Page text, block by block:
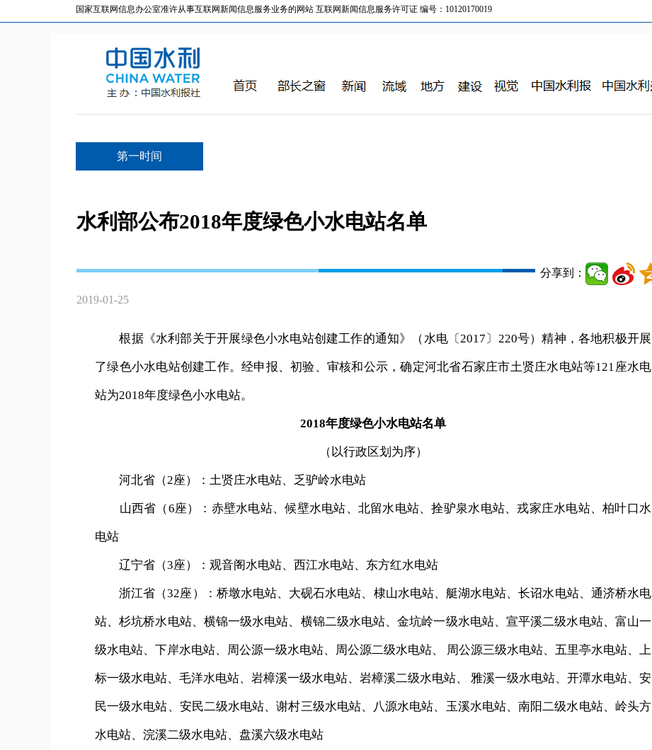
国家互联网信息办公室准许从事互联网新闻信息服务业务的网站 互联网新闻信息服务许可证 编号：10120170019
第一时间
水利部公布2018年度绿色小水电站名单
分享到：
2019-01-25
根据《水利部关于开展绿色小水电站创建工作的通知》（水电〔2017〕220号）精神，各地积极开展
了绿色小水电站创建工作。经申报、初验、审核和公示，确定河北省石家庄市土贤庄水电站等121座水电
站为2018年度绿色小水电站。
2018年度绿色小水电站名单
（以行政区划为序）
河北省（2座）：土贤庄水电站、乏驴岭水电站
山西省（6座）：赤壁水电站、候壁水电站、北留水电站、拴驴泉水电站、戎家庄水电站、柏叶口水
电站
辽宁省（3座）：观音阁水电站、西江水电站、东方红水电站
浙江省（32座）：桥墩水电站、大砚石水电站、棣山水电站、艇湖水电站、长诏水电站、通济桥水电
站、杉坑桥水电站、横锦一级水电站、横锦二级水电站、金坑岭一级水电站、宣平溪二级水电站、富山一
级水电站、下岸水电站、周公源一级水电站、周公源二级水电站、 周公源三级水电站、五里亭水电站、上
标一级水电站、毛洋水电站、岩樟溪一级水电站、岩樟溪二级水电站、 雅溪一级水电站、开潭水电站、安
民一级水电站、安民二级水电站、谢村三级水电站、八源水电站、玉溪水电站、南阳二级水电站、岭头方
水电站、浣溪二级水电站、盘溪六级水电站